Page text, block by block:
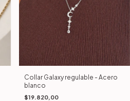
Collar Galaxy regulable - Acero
blanco
$19.820,00